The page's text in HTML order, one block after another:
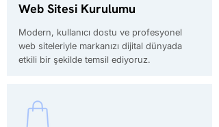
Web Sitesi Kurulumu
Modern, kullanıcı dostu ve profesyonel
web siteleriyle markanızı dijital dünyada
etkili bir şekilde temsil ediyoruz.